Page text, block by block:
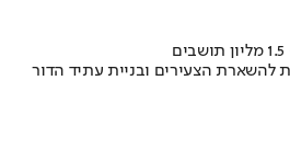
להשארת הצעירים ובניית עתיד הדור